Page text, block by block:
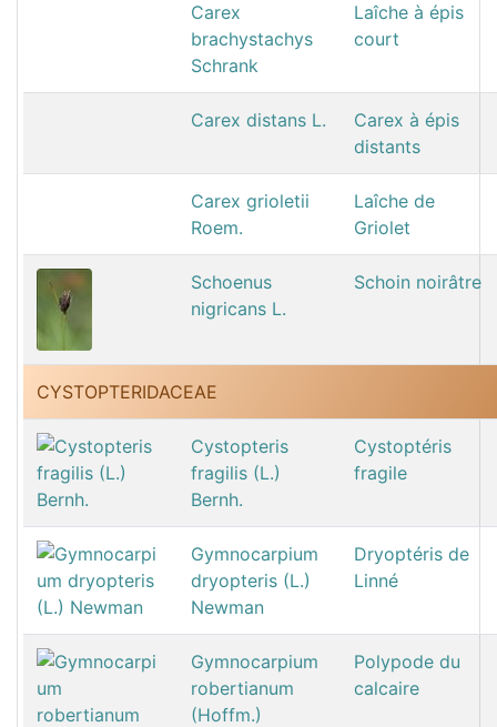
Carex
brachystachys
Schrank
Laîche à épis
court
Carex distans L.
Carex à épis
distants
Carex grioletii
Roem.
Laîche de
Griolet
Schoenus
nigricans L.
Schoin noirâtre
CYSTOPTERIDACEAE
Cystopteris
fragilis (L.)
Bernh.
Cystoptéris
fragile
Gymnocarpium
dryopteris (L.)
Newman
Dryoptéris de
Linné
Gymnocarpium
robertianum
(Hoffm.)
Polypode du
calcaire